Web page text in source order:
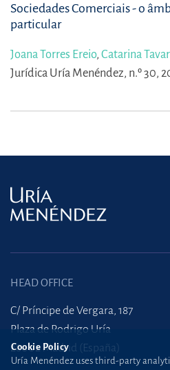
Sociedades Comerciais - o
particular
Joana Torres Ereio, Catarina
Jurídica Uría Menéndez, n.º 30,
HEAD OFFICE
C/ Príncipe de Vergara, 187
Plaza de Rodrigo Uría
28002 Madrid (España)
Cookie Policy
Uría Menéndez uses third-party